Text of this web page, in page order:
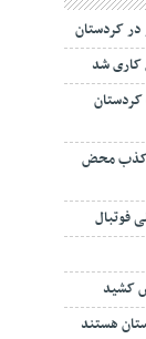
کردستان
کردستان
کذب محض
فوتبال
کشید
هستند